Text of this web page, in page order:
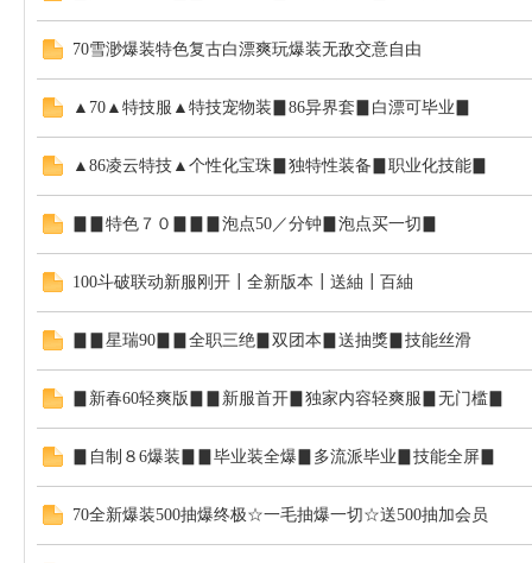
70雪渺爆装特色复古白漂爽玩爆装无敌交意自由
▲70▲特技服▲特技宠物装▊86异界套▊白漂可毕业▊
▲86凌云特技▲个性化宝珠▊独特性装备▊职业化技能▊
▊▊特色７０▊▊▊泡点50／分钟▊泡点买一切▊
100斗破联动新服刚开┃全新版本┃送紬┃百紬
▊▊星瑞90▊▊全职三绝▊双团本▊送抽獎▊技能丝滑
▊新春60轻爽版▊▊新服首开▊独家内容轻爽服▊无门槛▊
▊自制８6爆装▊▊毕业装全爆▊多流派毕业▊技能全屏▊
70全新爆装500抽爆终极☆一毛抽爆一切☆送500抽加会员